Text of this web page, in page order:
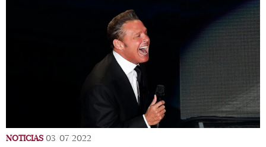
NOTICIAS 03/07/2022